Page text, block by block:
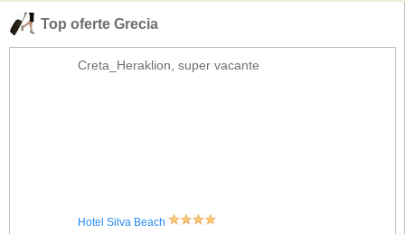
Top oferte Grecia
Creta_Heraklion, super vacante
Hotel Silva Beach